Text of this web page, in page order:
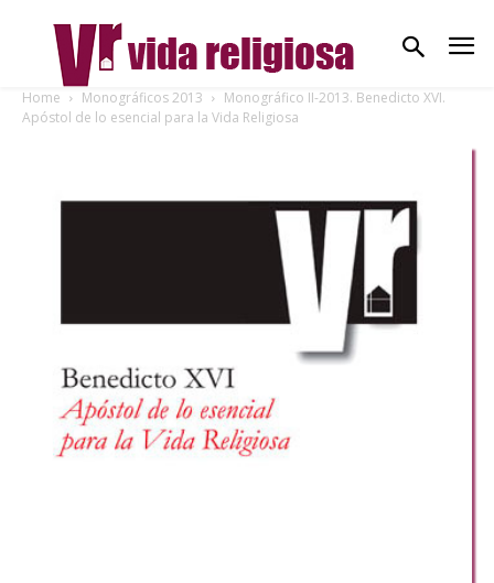
Home Monográficos 2013
Monográfico II-2013. Benedicto XVI.
Apóstol de lo esencial para la Vida Religiosa